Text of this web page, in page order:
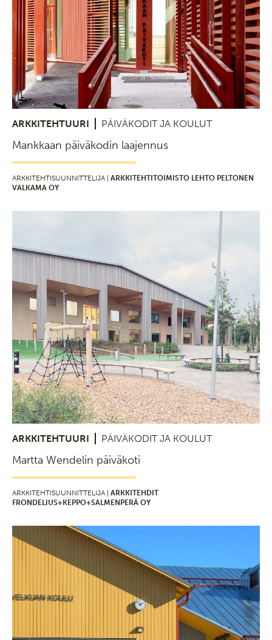
ARKKITEHTUURI PÄIVÄKODIT JA KOULUT
Mankkaan päiväkodin laajennus
ARKKITEHTISUUNNITTELIJA | ARKKITEHTITOIMISTO LEHTO PELTONEN
VALKAMA OY
ARKKITEHTUURI PÄIVÄKODIT JA KOULUT
Martta Wendelin päiväkoti
ARKKITEHTISUUNNITTELIJA | ARKKITEHDIT
FRONDELIUS+KEPPO+SALMENPERÄ OY